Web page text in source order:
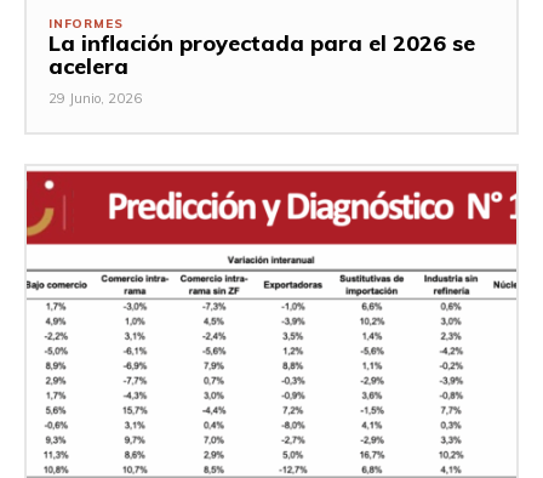
INFORMES
La inflación proyectada para el 2026 se
acelera
29 Junio, 2026